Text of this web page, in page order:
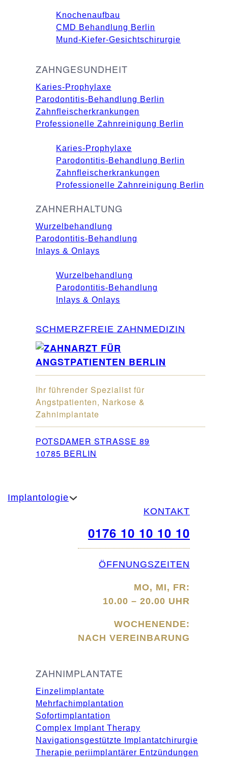
Knochenaufbau
CMD Behandlung Berlin
Mund-Kiefer-Gesichtschirurgie
ZAHNGESUNDHEIT
Karies-Prophylaxe
Parodontitis-Behandlung Berlin
Zahnfleischerkrankungen
Professionelle Zahnreinigung Berlin
Karies-Prophylaxe
Parodontitis-Behandlung Berlin
Zahnfleischerkrankungen
Professionelle Zahnreinigung Berlin
ZAHNERHALTUNG
Wurzelbehandlung
Parodontitis-Behandlung
Inlays & Onlays
Wurzelbehandlung
Parodontitis-Behandlung
Inlays & Onlays
SCHMERZFREIE ZAHNMEDIZIN
Ihr führender Spezialist für
Angstpatienten, Narkose &
Zahnimplantate
POTSDAMER STRASSE 89
10785 BERLIN
Implantologie
KONTAKT
0176 10 10 10 10
ÖFFNUNGSZEITEN
MO, MI, FR:
10.00 – 20.00 UHR
WOCHENENDE:
NACH VEREINBARUNG
ZAHNIMPLANTATE
Einzelimplantate
Mehrfachimplantation
Sofortimplantation
Complex Implant Therapy
Navigationsgestützte Implantatchirurgie
Therapie periimplantärer Entzündungen